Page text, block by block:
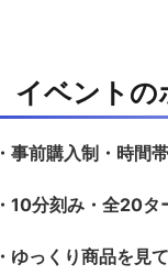
イベントの
・事前購入制・時間
・10分刻み・全20
・ゆっくり商品を見